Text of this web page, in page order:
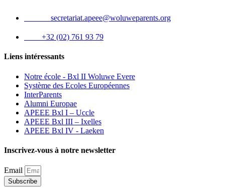
secretariat.apeee@woluweparents.org
+32 (02) 761 93 79
Liens intéressants
Notre école - Bxl II Woluwe Evere
Système des Ecoles Européennes
InterParents
Alumni Europae
APEEE Bxl I – Uccle
APEEE Bxl III – Ixelles
APEEE Bxl IV - Laeken
Inscrivez-vous à notre newsletter
Email
Subscribe